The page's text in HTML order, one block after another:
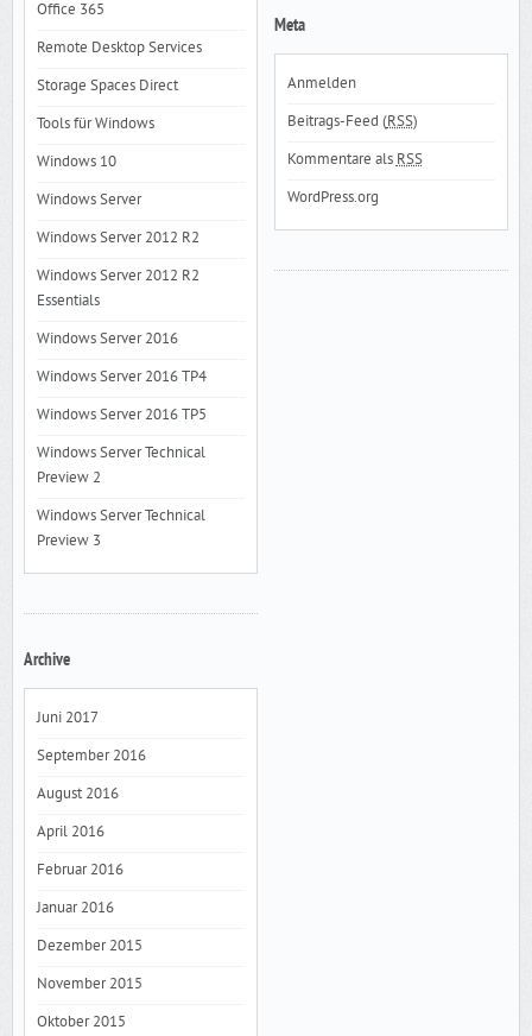
Office 365
Remote Desktop Services
Storage Spaces Direct
Tools für Windows
Windows 10
Windows Server
Windows Server 2012 R2
Windows Server 2012 R2
Essentials
Windows Server 2016
Windows Server 2016 TP4
Windows Server 2016 TP5
Windows Server Technical
Preview 2
Windows Server Technical
Preview 3
Archive
Juni 2017
September 2016
August 2016
April 2016
Februar 2016
Januar 2016
Dezember 2015
November 2015
Oktober 2015
Meta
Anmelden
Beitrags-Feed (RSS)
Kommentare als RSS
WordPress.org